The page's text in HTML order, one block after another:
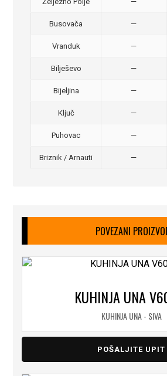
Busovača —
Vranduk —
Bilješevo —
Bijeljina —
Ključ —
Puhovac —
Briznik / Arnauti —
POVEZANI
KUHINJA UNA
KUHINJA UNA - SIVA
POŠALJITE UPIT